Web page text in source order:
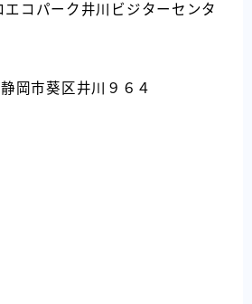
コパーク井川ビジターセンタ
岡市葵区井川９６４